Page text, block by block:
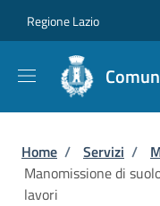
Regione Lazio
Briciole di
Home / Servizi /
Manomissione di
lavori